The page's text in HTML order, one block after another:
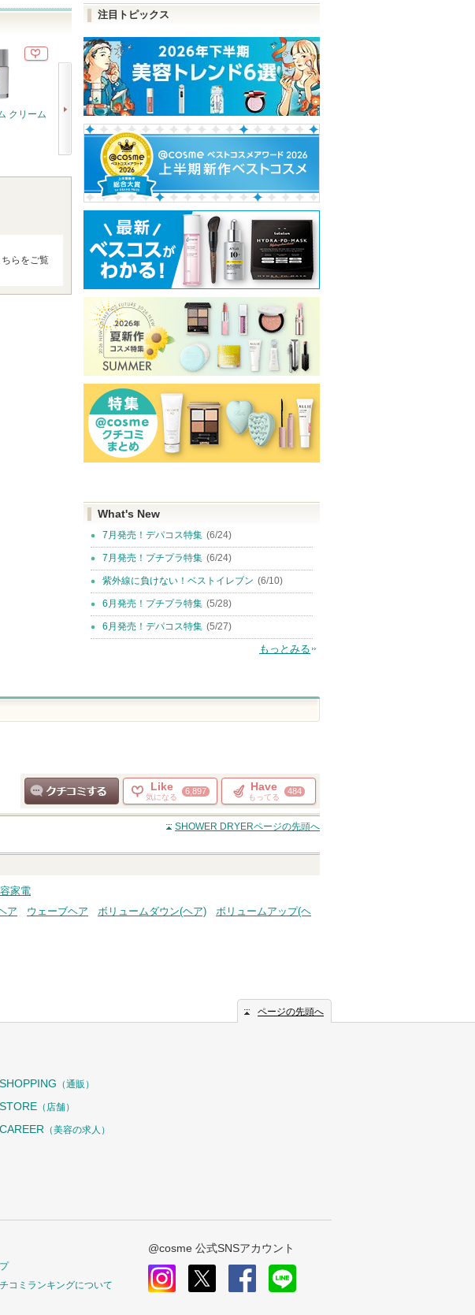
クリーム
ストレートシャンプー/ス
トレートトリートメント
Straineからのお
知らせがありま
ABC-Gピールウォッシュ
ドクターケイ
ドクターケイか
らのお知らせが
ありますショッピン
グサイトへ
マルチスクエアシートマ
スク
グサイトへ
らをご覧
注目トピックス
What's New
7月発売！デパコス特集 (6/24)
7月発売！プチプラ特集 (6/24)
紫外線に負けない！ベストイレブン (6/10)
6月発売！プチプラ特集 (5/28)
6月発売！デパコス特集 (5/27)
もっとみる
クチコミする
Like
気になる
6,897 Have
もってる
484
SHOWER DRYERページの先頭へ
家電
ア ウェーブヘア ボリュームダウン(ヘア)
ボリュームアップ(ヘ
ページの先頭へ
（通販）
（店舗）
（美容の求人）
コミランキングについて
@cosme 公式SNSアカウント